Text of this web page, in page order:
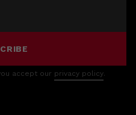
accept our privacy policy.